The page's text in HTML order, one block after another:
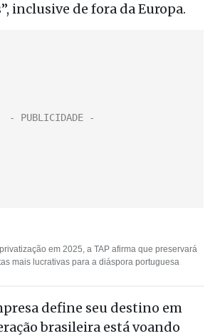
inclusive de fora da Europa.
em 2025, a TAP afirma que preservará
mais lucrativas para a diáspora portuguesa
define seu destino em
brasileira está voando